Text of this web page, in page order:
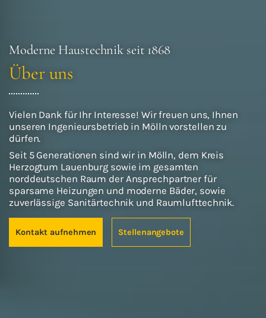
Moderne Haustechnik seit 1868
Über uns
Vielen Dank für Ihr Interesse! Wir freuen uns, Ihnen
unseren Ingenieursbetrieb in Mölln vorstellen zu
dürfen.
Seit 5 Generationen sind wir in Mölln, dem Kreis
Herzogtum Lauenburg sowie im gesamten
norddeutschen Raum der Ansprechpartner für
sparsame Heizungen und moderne Bäder, sowie
zuverlässige Sanitärtechnik und Raumlufttechnik.
Kontakt aufnehmen Stellenangebote